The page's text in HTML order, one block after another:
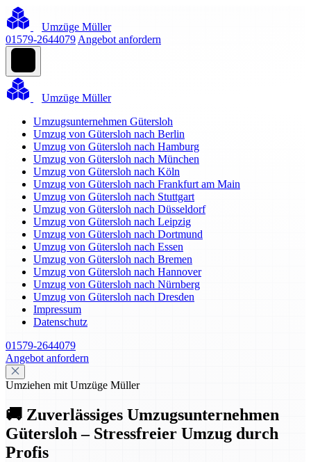
Umzüge Müller
01579-2644079 Angebot anfordern
Umzüge Müller
Umzugsunternehmen Gütersloh
Umzug von Gütersloh nach Berlin
Umzug von Gütersloh nach Hamburg
Umzug von Gütersloh nach München
Umzug von Gütersloh nach Köln
Umzug von Gütersloh nach Frankfurt am Main
Umzug von Gütersloh nach Stuttgart
Umzug von Gütersloh nach Düsseldorf
Umzug von Gütersloh nach Leipzig
Umzug von Gütersloh nach Dortmund
Umzug von Gütersloh nach Essen
Umzug von Gütersloh nach Bremen
Umzug von Gütersloh nach Hannover
Umzug von Gütersloh nach Nürnberg
Umzug von Gütersloh nach Dresden
Impressum
Datenschutz
01579-2644079
Angebot anfordern
Umziehen mit Umzüge Müller
🚚 Zuverlässiges Umzugsunternehmen
Gütersloh – Stressfreier Umzug durch
Profis